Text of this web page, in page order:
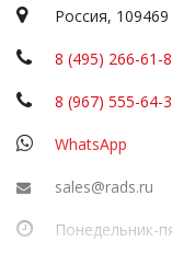
Россия, 109469
8 (495) 266-61-
8 (967) 555-64-
WhatsApp
sales@rads.ru
Понедельник-